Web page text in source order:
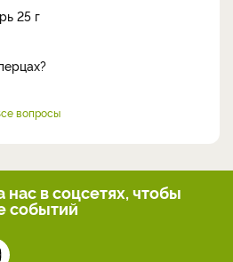
25 г
вопросы
нас в соцсетях, чтобы
событий